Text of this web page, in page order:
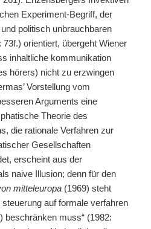
Experiment-Begriff, der
politisch unbrauchbaren
orientiert, übergeht Wiener
inhaltliche kommunikation
hörers) nicht zu erzwingen
Vorstellung vom
Arguments eine
Theorie des
die rationale Verfahren zur
Gesellschaften
erscheint aus der
naive Illusion; denn für den
mitteleuropa (1969) steht
auf formale verfahren
beschränken muss“ (1982: